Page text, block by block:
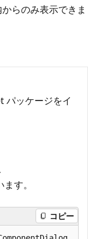
らのみ表示できま
パッケージをイ
す。
コピー